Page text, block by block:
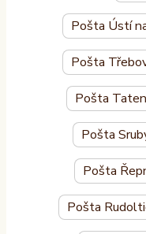
Pošta Ústí
Pošta
Pošta
Pošta
Pošta
Pošta